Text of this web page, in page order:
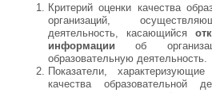
Критерий оценки качества
организаций,
деятельность, касающийся
информации об
образовательную деятельность.
Показатели,
качества образовательной